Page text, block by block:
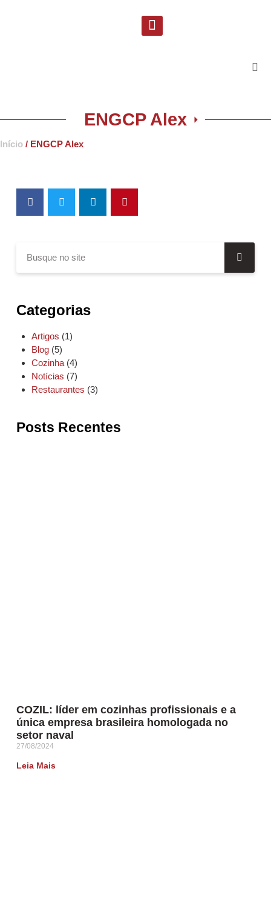
ENGCP Alex
Início / ENGCP Alex
Categorias
Artigos (1)
Blog (5)
Cozinha (4)
Notícias (7)
Restaurantes (3)
Posts Recentes
COZIL: líder em cozinhas profissionais e a
única empresa brasileira homologada no
setor naval
27/08/2024
Leia Mais